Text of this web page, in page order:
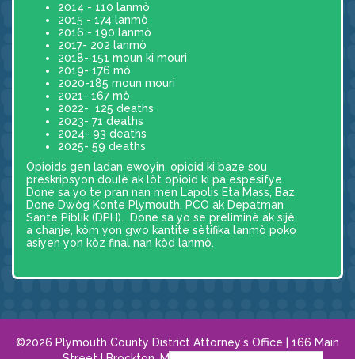
2014 - 110 lanmò
2015 - 174 lanmò
2016 - 190 lanmò
2017- 202 lanmò
2018- 151 moun ki mouri
2019- 176 mò
2020-185 moun mouri
2021- 167 mò
2022- 125 deaths
2023- 71 deaths
2024- 93 deaths
2025- 59 deaths
Opioids gen ladan ewoyin, opioid ki baze sou
preskripsyon doulè ak lòt opioid ki pa espesifye.
Done sa yo te pran nan men Lapolis Eta Mass, Baz
Done Dwòg Konte Plymouth, PCO ak Depatman
Sante Piblik (DPH). Done sa yo se preliminè ak sijè
a chanje, kòm yon gwo kantite sètifika lanmò poko
asiyen yon kòz final nan kòd lanmò.
©2026 Plymouth County District Attorney´s Office | 166 Main